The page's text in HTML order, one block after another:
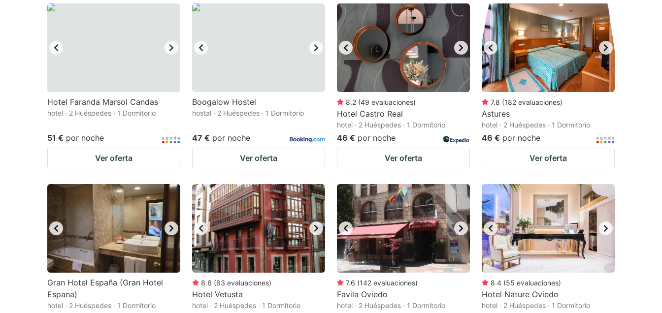
shortcuts
for
dates.
shortcuts
for
dates.
Hotel Faranda Marsol Candas
hotel · 2 Huéspedes · 1 Dormitorio
51 € por noche
Ver oferta
Boogalow Hostel
hostal · 2 Huéspedes · 1 Dormitorio
47 € por noche
Ver oferta
8.2 (49 evaluaciones)
Hotel Castro Real
hotel · 2 Huéspedes · 1 Dormitorio
46 € por noche
Ver oferta
7.8 (182 evaluaciones)
Astures
hotel · 2 Huéspedes · 1 Dormitorio
46 € por noche
Ver oferta
Gran Hotel España (Gran Hotel
Espana)
hotel · 2 Huéspedes · 1 Dormitorio
8.6 (63 evaluaciones)
Hotel Vetusta
hotel · 2 Huéspedes · 1 Dormitorio
7.6 (142 evaluaciones)
Favila Oviedo
hotel · 2 Huéspedes · 1 Dormitorio
8.4 (55 evaluaciones)
Hotel Nature Oviedo
hotel · 2 Huéspedes · 1 Dormitorio